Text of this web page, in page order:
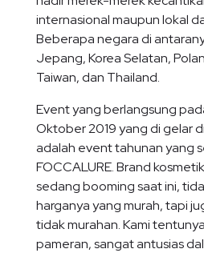
internasional maupun lokal
Beberapa negara di
Jepang, Korea Selatan,
Taiwan, dan Thailand.
Event yang berlangsung
Oktober 2019 yang di gelar
adalah event tahunan yang
FOCCALURE. Brand
sedang booming saat ini,
harganya yang murah, tapi
tidak murahan. Kami
pameran, sangat antusias